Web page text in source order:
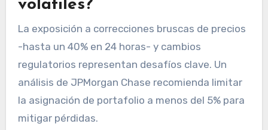
volátiles?
La exposición a correcciones bruscas de precios
-hasta un 40% en 24 horas- y cambios
regulatorios representan desafíos clave. Un
análisis de JPMorgan Chase recomienda limitar
la asignación de portafolio a menos del 5% para
mitigar pérdidas.